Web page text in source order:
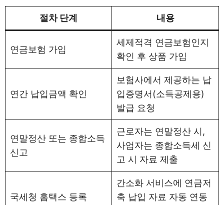
절차 단계 내용
연금보험 가입
세제적격 연금보험인지
확인 후 상품 가입
연간 납입금액 확인
보험사에서 제공하는 납
입증명서(소득공제용)
발급 요청
연말정산 또는 종합소득
신고
근로자는 연말정산 시,
사업자는 종합소득세 신
고 시 자료 제출
국세청 홈택스 등록
간소화 서비스에 연금저
축 납입 자료 자동 연동